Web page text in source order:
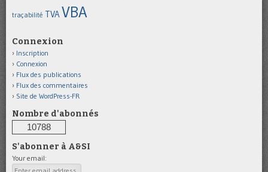
traçabilité TVAVBA
Connexion
Inscription
Connexion
Flux des publications
Flux des commentaires
Site de WordPress-FR
Nombre d'abonnés
10788
S'abonner à A&SI
Your email: